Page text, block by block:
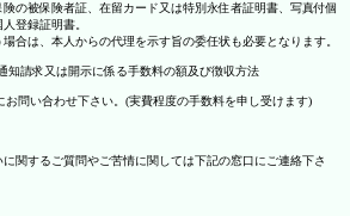
の被保険者証、在留カード又は特別永住者証明書、写真付個
登録証明書。
合は、本人からの代理を示す旨の委任状も必要となります。
知請求又は開示に係る手数料の額及び徴収方法
お問い合わせ下さい。(実費程度の手数料を申し受けます)
関するご質問やご苦情に関しては下記の窓口にご連絡下さ